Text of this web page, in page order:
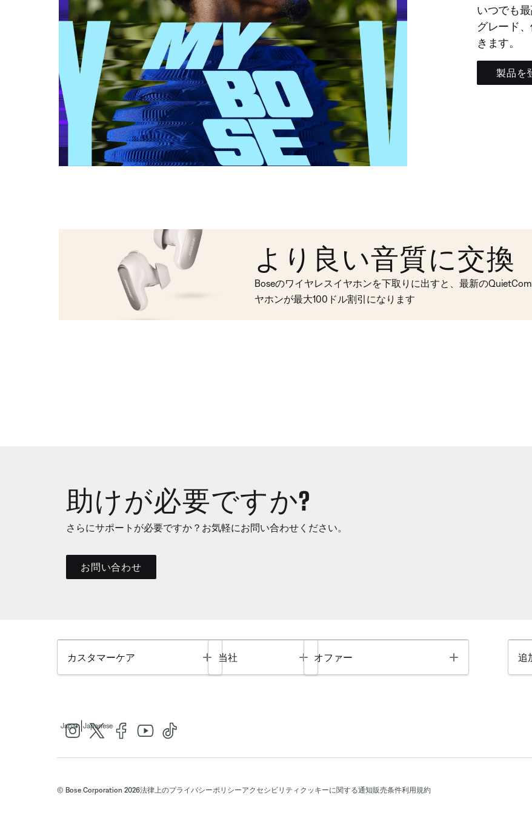
いつでも
グレード
きます。
製品を
より良い音質に交換
Boseのワイヤレスイヤホンを下取りに出すと、最新の
ヤホンが最大100ドル割引になります
助けが必要ですか?
さらにサポートが必要ですか？お気軽にお問い合わせください。
お問い合わせ
カスタマーケア Toggle
当社 Toggle
オファー Toggle 追
Japan Japanese
© Bose Corporation 2026法律上のプライバシーポリシーアクセシビリティ クッキーに関する通知販売条件利用規約